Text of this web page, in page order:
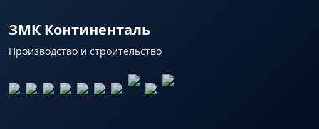
ЗМК Континенталь
Производство и строительство